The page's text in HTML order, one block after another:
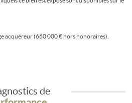
acquéreur (660 000 € hors honoraires).
de